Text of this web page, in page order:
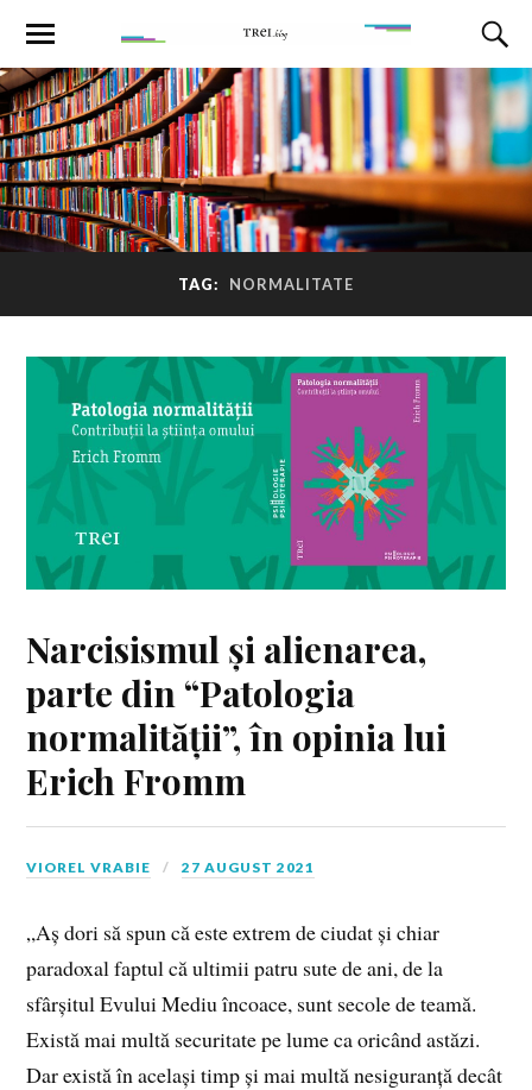
TAG: NORMALITATE
Narcisismul și alienarea,
parte din “Patologia
normalității”, în opinia lui
Erich Fromm
VIOREL VRABIE 27 AUGUST 2021
„Aș dori să spun că este extrem de ciudat și chiar
paradoxal faptul că ultimii patru sute de ani, de la
sfârșitul Evului Mediu încoace, sunt secole de teamă.
Există mai multă securitate pe lume ca oricând astăzi.
Dar există în același timp și mai multă nesiguranță decât